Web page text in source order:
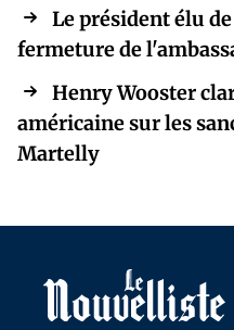
Le président élu
fermeture de
Henry Wooster
américaine sur les
Martelly